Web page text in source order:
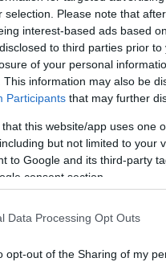
selection. Please note that
interest-based ads based
to third parties prior
of your personal
This information may also be
Participants that may further
that this website/app uses one
but not limited to your
to Google and its third-party
consent section.
Data Processing Opt Outs
opt-out of the Sharing of my
schaalbare routines
toe te passen, kun je
van key
aan een extra laag van
op te slaan en te